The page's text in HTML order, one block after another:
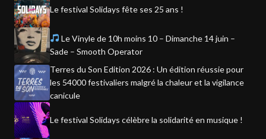
Le festival Solidays fête ses 25 ans !
Le Vinyle de 10h moins 10 – Dimanche 14 juin –
Sade – Smooth Operator
Terres du Son Edition 2026 : Un édition réussie pour
les 54000 festivaliers malgré la chaleur et la vigilance
canicule
Le festival Solidays célèbre la solidarité en musique !